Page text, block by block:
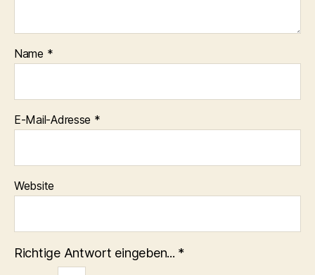
Name *
E-Mail-Adresse *
Website
Richtige Antwort eingeben... *